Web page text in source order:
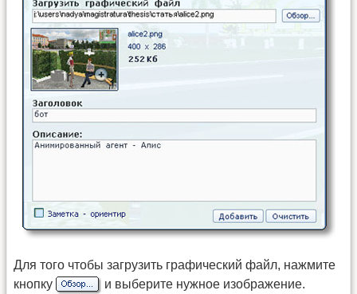
Для того чтобы загрузить графический файл, нажмите
кнопку
и выберите нужное изображение.